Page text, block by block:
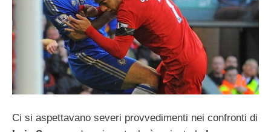
Ci si aspettavano severi provvedimenti nei confronti di